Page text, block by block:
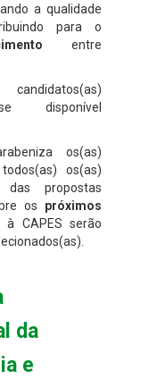
a qualidade
para o
entre
se disponível
os(as)
os(as)
das propostas
os próximos
CAPES serão
da
e